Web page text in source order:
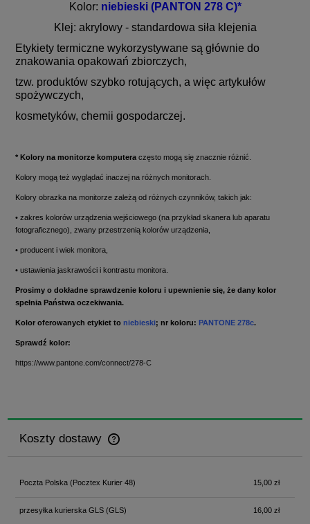
Kolor: niebieski (PANTON 278 C)*
Klej: akrylowy - standardowa siła klejenia
Etykiety termiczne wykorzystywane są głównie do
znakowania opakowań zbiorczych,
tzw. produktów szybko rotujących, a więc artykułów
spożywczych,
kosmetyków, chemii gospodarczej.
* Kolory na monitorze komputera często mogą się znacznie różnić.
Kolory mogą też wyglądać inaczej na różnych monitorach.
Kolory obrazka na monitorze zależą od różnych czynników, takich jak:
• zakres kolorów urządzenia wejściowego (na przykład skanera lub aparatu
fotograficznego), zwany przestrzenią kolorów urządzenia,
• producent i wiek monitora,
• ustawienia jaskrawości i kontrastu monitora.
Prosimy o dokładne sprawdzenie koloru i upewnienie się, że dany kolor
spełnia Państwa oczekiwania.
Kolor oferowanych etykiet to niebieski; nr koloru: PANTONE 278c.
Sprawdź kolor:
https://www.pantone.com/connect/278-C
Koszty dostawy
Cena nie zawiera ewentualnych kosztów płatności
Poczta Polska(Pocztex Kurier 48) 15,00 zł
przesyłka kurierska GLS(GLS) 16,00 zł